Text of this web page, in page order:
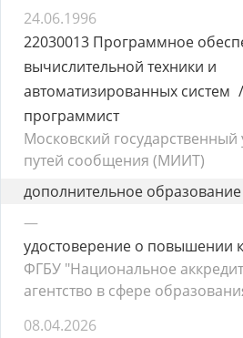
24.06.1996
22030013 Программное
вычислительной техники и
автоматизированных систем
программист
Московский государственный
путей сообщения (МИИТ)
дополнительное образование
—
удостоверение о повышении
ФГБУ "Национальное
агентство в сфере
08.04.2026